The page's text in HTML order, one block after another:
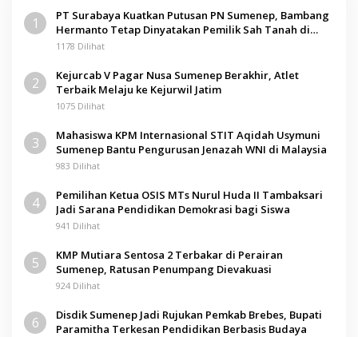
1
PT Surabaya Kuatkan Putusan PN Sumenep, Bambang
Hermanto Tetap Dinyatakan Pemilik Sah Tanah di
Pamolokan
1178 Dilihat
2
Kejurcab V Pagar Nusa Sumenep Berakhir, Atlet
Terbaik Melaju ke Kejurwil Jatim
1075 Dilihat
3
Mahasiswa KPM Internasional STIT Aqidah Usymuni
Sumenep Bantu Pengurusan Jenazah WNI di Malaysia
983 Dilihat
4
Pemilihan Ketua OSIS MTs Nurul Huda II Tambaksari
Jadi Sarana Pendidikan Demokrasi bagi Siswa
941 Dilihat
5
KMP Mutiara Sentosa 2 Terbakar di Perairan
Sumenep, Ratusan Penumpang Dievakuasi
924 Dilihat
6
Disdik Sumenep Jadi Rujukan Pemkab Brebes, Bupati
Paramitha Terkesan Pendidikan Berbasis Budaya